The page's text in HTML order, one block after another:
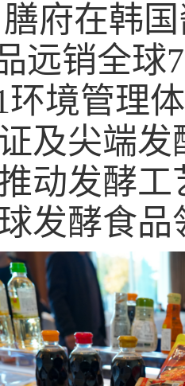
膳府在韩
远销全球
环境管理
及尖端
动发酵
发酵食